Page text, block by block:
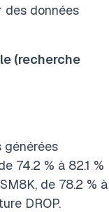
des données
(recherche
générées
74.2 % à 82.1 %
de 78.2 % à
DROP.